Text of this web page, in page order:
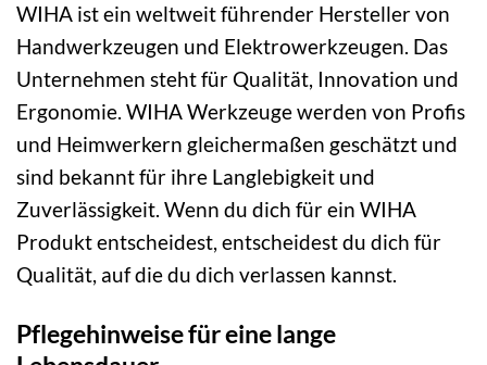
WIHA ist ein weltweit führender Hersteller von
Handwerkzeugen und Elektrowerkzeugen. Das
Unternehmen steht für Qualität, Innovation und
Ergonomie. WIHA Werkzeuge werden von Profis
und Heimwerkern gleichermaßen geschätzt und
sind bekannt für ihre Langlebigkeit und
Zuverlässigkeit. Wenn du dich für ein WIHA
Produkt entscheidest, entscheidest du dich für
Qualität, auf die du dich verlassen kannst.
Pflegehinweise für eine lange